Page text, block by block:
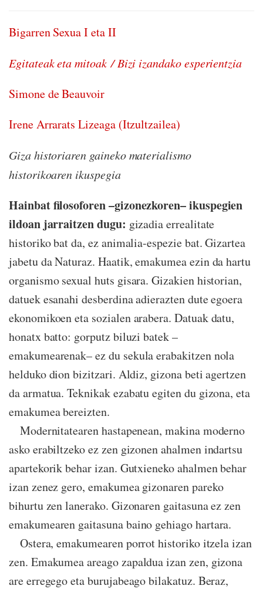
Bigarren Sexua I eta II
Egitateak eta mitoak/ Bizi izandako esperientzia
Simone de Beauvoir
Irene Arrarats Lizeaga (Itzultzailea)
Giza historiaren gaineko materialismo
historikoaren ikuspegia
Hainbat filosoforen –gizonezkoren– ikuspegien
ildoan jarraitzen dugu: gizadia errealitate
historiko bat da, ez animalia-espezie bat. Gizartea
jabetu da Naturaz. Haatik, emakumea ezin da hartu
organismo sexual huts gisara. Gizakien historian,
datuek esanahi desberdina adierazten dute egoera
ekonomikoen eta sozialen arabera. Datuak datu,
honatx batto: gorputz biluzi batek –
emakumearenak– ez du sekula erabakitzen nola
helduko dion bizitzari. Aldiz, gizona beti agertzen
da armatua. Teknikak ezabatu egiten du gizona, eta
emakumea bereizten.
Modernitatearen hastapenean, makina moderno
asko erabiltzeko ez zen gizonen ahalmen indartsu
apartekorik behar izan. Gutxieneko ahalmen behar
izan zenez gero, emakumea gizonaren pareko
bihurtu zen lanerako. Gizonaren gaitasuna ez zen
emakumearen gaitasuna baino gehiago hartara.
Ostera, emakumearen porrot historiko itzela izan
zen. Emakumea areago zapaldua izan zen, gizona
are erregego eta burujabeago bilakatuz. Beraz,